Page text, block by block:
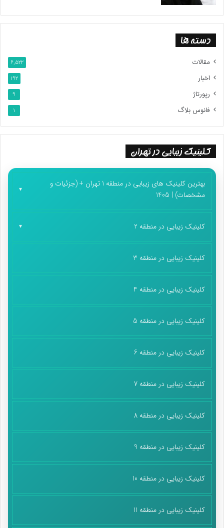
دسته ها
مقالات 6,522
اخبار 192
رپورتاژ 9
فانوس بلاگ 1
کلینیک زیبایی در تهران
بهترین کلینیک های زیبایی در منطقه 1 تهران + (جزئیات و
مشخصات) | 1405
کلینیک زیبایی در منطقه 2
کلینیک زیبایی در منطقه 3
کلینیک زیبایی در منطقه 4
کلینیک زیبایی در منطقه 5
کلینیک زیبایی در منطقه 6
کلینیک زیبایی در منطقه 7
کلینیک زیبایی در منطقه 8
کلینیک زیبایی در منطقه 9
کلینیک زیبایی در منطقه 10
کلینیک زیبایی در منطقه 11